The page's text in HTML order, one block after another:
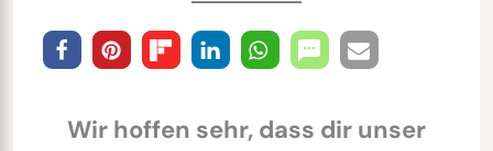
Wir hoffen sehr, dass dir unser